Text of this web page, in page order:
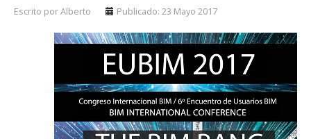
Escrito por Alberto Publicado: 23 Mayo 2017